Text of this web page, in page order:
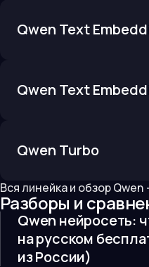
Qwen Text
Qwen Text
Qwen Turbo
Вся линейка и обзорQwen
Разборы и
Qwen нейросеть:
на русском
из России)